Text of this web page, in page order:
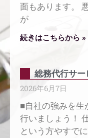
面もあります。
が
続きはこちらから »
総務代行サ
2026年6月7日
■自社の強みを生
行いましょう！
という方やすで